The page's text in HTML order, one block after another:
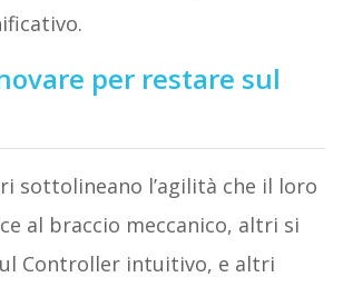
per restare sul
sottolineano l’agilità che il loro
al braccio meccanico, altri si
Controller intuitivo, e altri